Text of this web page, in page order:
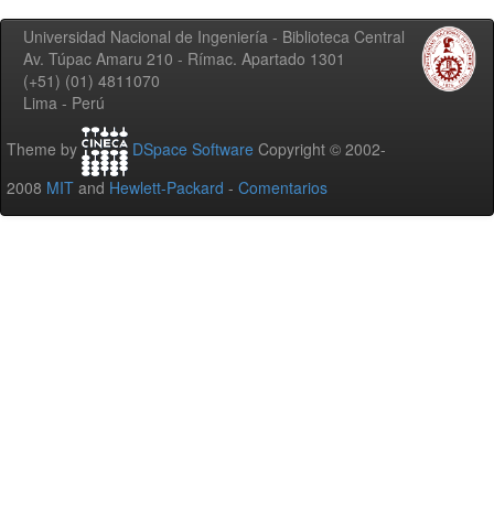
Universidad Nacional de Ingeniería - Biblioteca Central
Av. Túpac Amaru 210 - Rímac. Apartado 1301
(+51) (01) 4811070
Lima - Perú
Theme by DSpace Software Copyright © 2002-
2008 MIT and Hewlett-Packard - Comentarios